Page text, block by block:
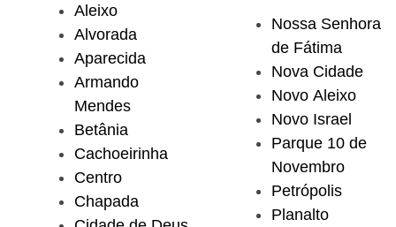
Aleixo
Alvorada
Aparecida
Armando
Mendes
Betânia
Cachoeirinha
Centro
Chapada
Nossa Senhora
de Fátima
Nova Cidade
Novo Aleixo
Novo Israel
Parque 10 de
Novembro
Petrópolis
Planalto